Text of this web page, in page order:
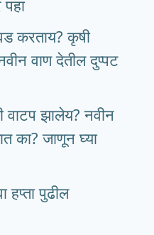
करताय? कृषी
वाण देतील दुप्पट
वाटप झालेय? नवीन
का? जाणून घ्या
हप्ता पुढील